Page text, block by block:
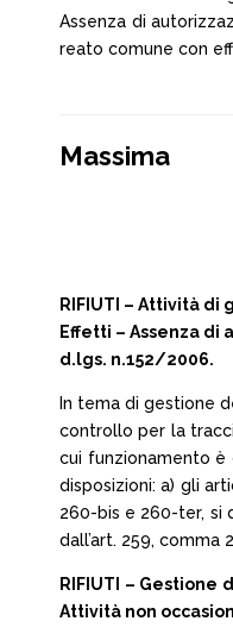
Assenza di
reato comune con
Massima
RIFIUTI – Attività
Effetti – Assenza di
d.lgs. n.152/2006.
In tema di gestione
controllo per la
cui funzionamento è
disposizioni: a) gli
260-bis e 260-ter, si
dall’art. 259, comma
RIFIUTI –
Attività non